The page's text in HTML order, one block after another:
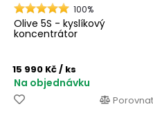
100%
Olive 5S - kyslíkový
koncentrátor
15 990 Kč/ ks
Na objednávku
Porovnat